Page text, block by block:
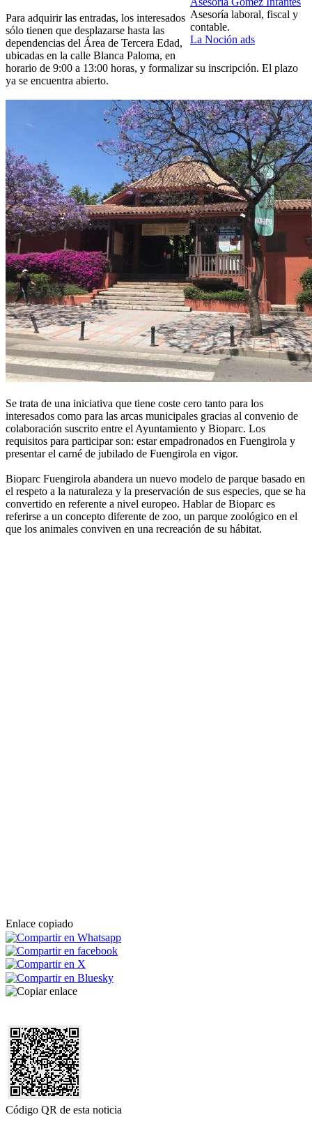
Asesoría laboral, fiscal y
contable.
La Noción ads
Para adquirir las entradas, los interesados
sólo tienen que desplazarse hasta las
dependencias del Área de Tercera Edad,
ubicadas en la calle Blanca Paloma, en
horario de 9:00 a 13:00 horas, y formalizar su inscripción. El plazo
ya se encuentra abierto.
Se trata de una iniciativa que tiene coste cero tanto para los
interesados como para las arcas municipales gracias al convenio de
colaboración suscrito entre el Ayuntamiento y Bioparc. Los
requisitos para participar son: estar empadronados en Fuengirola y
presentar el carné de jubilado de Fuengirola en vigor.
Bioparc Fuengirola abandera un nuevo modelo de parque basado en
el respeto a la naturaleza y la preservación de sus especies, que se ha
convertido en referente a nivel europeo. Hablar de Bioparc es
referirse a un concepto diferente de zoo, un parque zoológico en el
que los animales conviven en una recreación de su hábitat.
Enlace copiado
Código QR de esta noticia